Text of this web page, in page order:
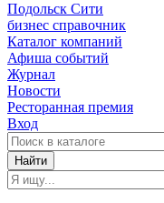
Подольск Сити
бизнес справочник
Каталог компаний
Афиша событий
Журнал
Новости
Ресторанная премия
Вход
Найти